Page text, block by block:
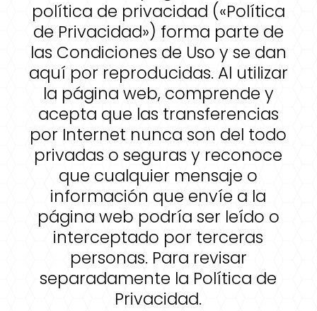
política de privacidad («Política
de Privacidad») forma parte de
las Condiciones de Uso y se dan
aquí por reproducidas. Al utilizar
la página web, comprende y
acepta que las transferencias
por Internet nunca son del todo
privadas o seguras y reconoce
que cualquier mensaje o
información que envíe a la
página web podría ser leído o
interceptado por terceras
personas. Para revisar
separadamente la Política de
Privacidad.